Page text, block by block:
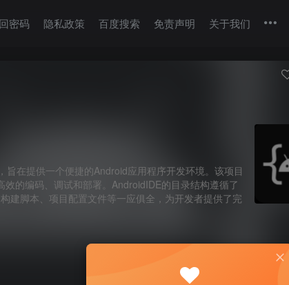
密码 隐私政策 百度搜索 免责声明 关于我们
在提供一个便捷的Android应用程序开发环境。该项目
的编码、调试和部署。AndroidIDE的目录结构遵循了
建脚本、项目配置文件等一应俱全，为开发者提供了完